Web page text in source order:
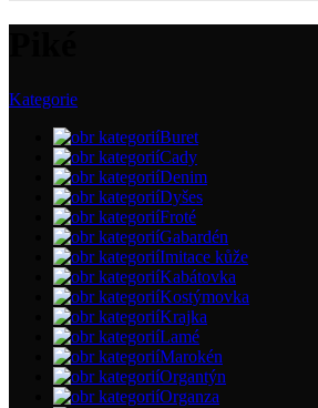
Kategorie
Buret
Cady
Denim
Dyšes
Froté
Gabardén
Imitace kůže
Kabátovka
Kostýmovka
Krajka
Lamé
Marokén
Organtýn
Organza